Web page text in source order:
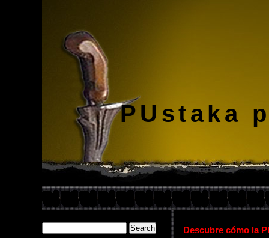
PUstaka
Descubre cómo la